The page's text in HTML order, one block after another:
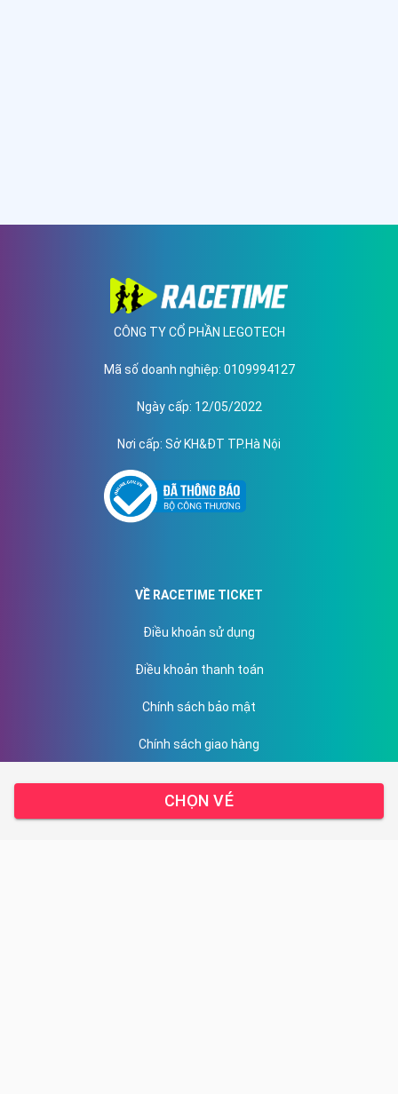
CHỌN VÉ
CÔNG TY CỔ PHẦN LEGOTECH
Mã số doanh nghiệp: 0109994127
Ngày cấp: 12/05/2022
Nơi cấp: Sở KH&ĐT TP.Hà Nội
VỀ RACETIME TICKET
Điều khoản sử dụng
Điều khoản thanh toán
Chính sách bảo mật
Chính sách giao hàng
Hướng dẫn thanh toán